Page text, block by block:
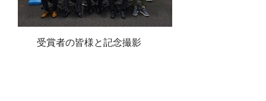
受賞者の皆様と記念撮影